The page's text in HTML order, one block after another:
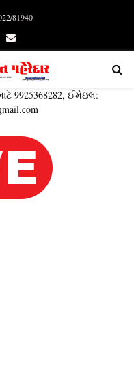
81940
Email
9925368282, ઈમેઇલ: